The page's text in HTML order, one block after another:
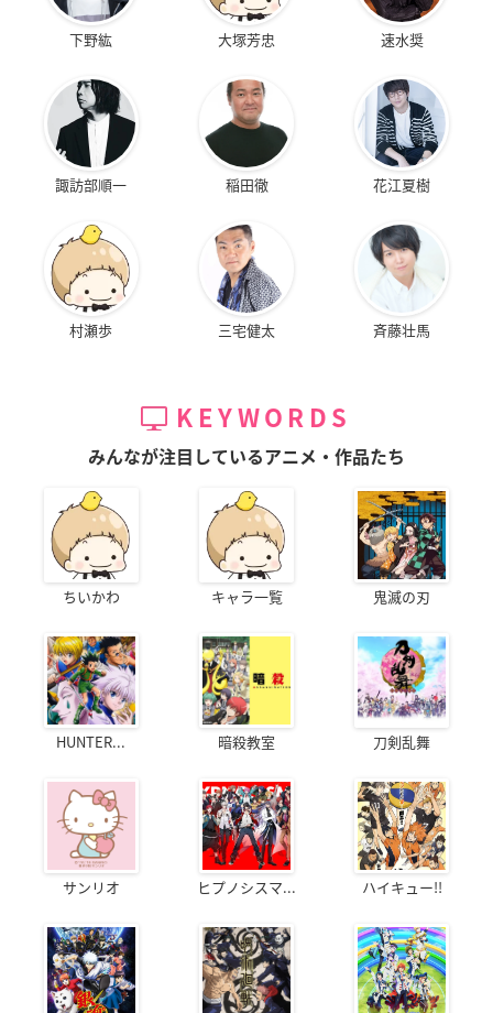
下野紘 大塚芳忠 速水奨
諏訪部順一 稲田徹 花江夏樹
村瀬歩 三宅健太 斉藤壮馬
KEYWORDS
みんなが注目しているアニメ・作品たち
ちいかわ キャラ一覧 鬼滅の刃
HUNTER... 暗殺教室 刀剣乱舞
サンリオ ヒプノシスマ... ハイキュー!!